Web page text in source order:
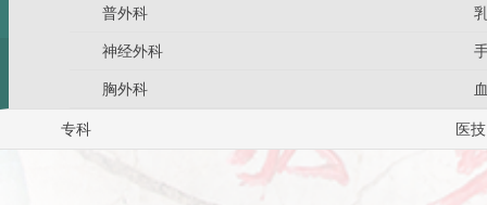
普外科
神经外科
胸外科
专科 医技